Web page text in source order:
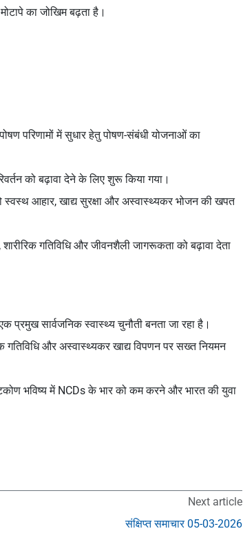
का जोखिम बढ़ता है।
परिणामों में सुधार हेतु पोषण-संबंधी योजनाओं का
को बढ़ावा देने के लिए शुरू किया गया।
स्वस्थ आहार, खाद्य सुरक्षा और अस्वास्थ्यकर भोजन की खपत
शारीरिक गतिविधि और जीवनशैली जागरूकता को बढ़ावा देता
प्रमुख सार्वजनिक स्वास्थ्य चुनौती बनता जा रहा है।
गतिविधि और अस्वास्थ्यकर खाद्य विपणन पर सख्त नियमन
भविष्य में NCDs के भार को कम करने और भारत की युवा
Next article
संक्षिप्त समाचार 05-03-2026